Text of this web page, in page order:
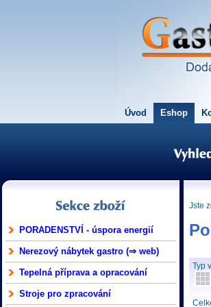
Úvod Eshop
PORADENSTVÍ - úspora energií
Nerezový nábytek gastro (⇒ web)
Tepelná příprava a opracování
Stroje pro zpracování
Jste
Typ